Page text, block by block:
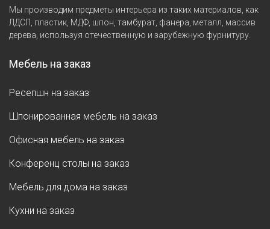
Мы производим предметы интерьера из таких материалов, как
ЛДСП, пластик, МДФ, шпон, тамбурат, фанера, металл, массив
дерева, используя отечественную и зарубежную фурнитуру.
Мебель на заказ
Ресепшн на заказ
Шпонированная мебель на заказ
Офисная мебель на заказ
Конференц столы на заказ
Мебель для дома на заказ
Кухни на заказ